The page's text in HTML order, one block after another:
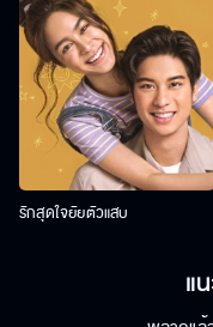
รักสุดใจยัยตัวแสบ
แ